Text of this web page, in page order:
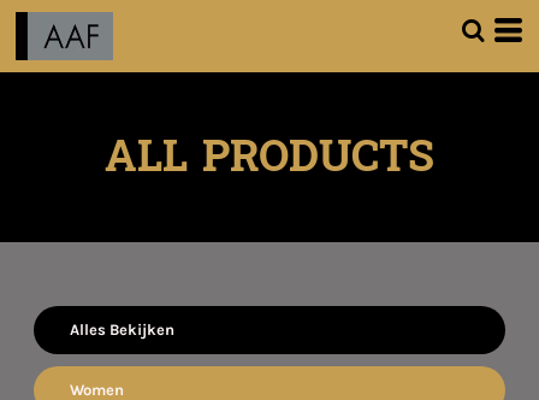
ALL PRODUCTS
Alles Bekijken
Women